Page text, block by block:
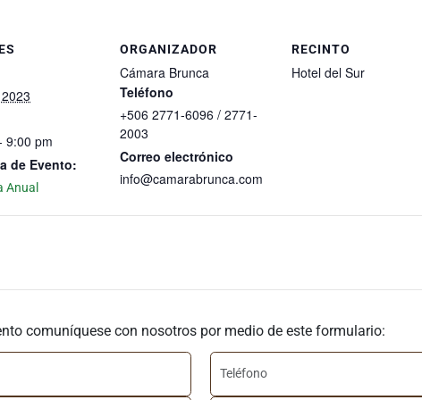
9:00 pm
de Evento:
Anual
ORGANIZADOR
Cámara Brunca
Teléfono
+506 2771-6096 / 2771-
2003
Correo electrónico
info@camarabrunca.com
RECINTO
Hotel del Sur
comuníquese con nosotros por medio de este formulario: